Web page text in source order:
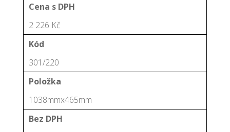
Cena s DPH
2 226 Kč
Kód
301/220
Položka
1038mmx465mm
Bez DPH